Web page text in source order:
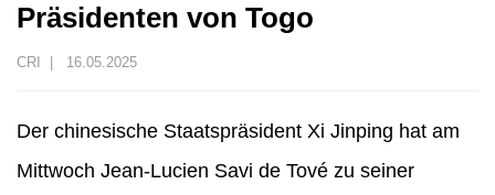
Präsidenten von Togo
CRI | 16.05.2025
Der chinesische Staatspräsident Xi Jinping hat am
Mittwoch Jean-Lucien Savi de Tové zu seiner